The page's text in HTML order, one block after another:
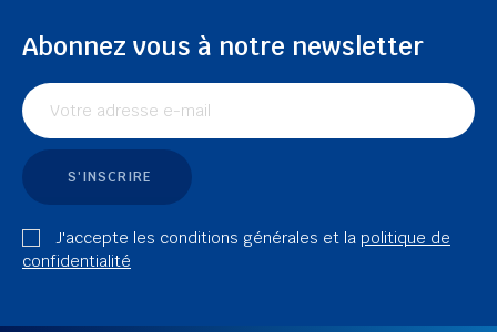
Abonnez vous à notre newsletter
S'INSCRIRE
J'accepte les conditions générales et la politique de
confidentialité